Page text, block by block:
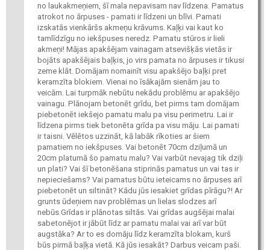
no laukakmeņiem, šī mala nepavisam nav līdzena. Pamatus
atrokot no ārpuses - pamati ir līdzeni un blīvi. Pamati
izskatās vienkāršs akmeņu krāvums. Kaļķi vai kaut ko
tamlīdzīgu no iekšpuses neredz. Pamatu stūros ir lieli
akmeņi! Mājas apakšējam vainagam atsevišķās vietās ir
bojāts apakšējais baļķis, jo virs pamata no ārpuses ir tikusi
zeme klāt. Domājam nomainīt visu apakšējo baļķi pret
keramzīta blokiem. Vienai no īsākajām sienām jau to
veicām. Lai turpmāk nebūtu nekādu problēmu ar apakšējo
vainagu. Plānojam betonēt grīdu, bet pirms tam domājam
piebetonēt iekšejo pamatu malu pa visu perimetru. Lai ir
līdzena pirms tiek betonēta grīda pa visu māju. Lai pamati
ir taisni. Vēlētos uzzināt, kā labāk rīkoties ar šiem
pamatiem no iekšpuses. Vai betonēt 70cm dziļumā un
20cm platumā šo pamatu malu? Vai varbūt nevajag tik dziļi
un plati? Vai šī betonēšana stiprinās pamatus un vai tas ir
nepieciešams? Vai pamatus būtu ieteicams no ārpuses arī
piebetonēt un siltināt? Kādu jūs iesakiet grīdas pīrāgu?! Ar
grunts ūdeņiem nav problēmas un lielas slodzes arī
nebūs.Grīdas ir plānotas siltās. Vai grīdas augšējai malai
sabetonējot ir jābūt līdz ar pamatu malai vai arī var būt
augstāka? Ar to es domāju līdz keramzīta blokam, kurš
būs pirmā baļķa vietā. Kā jūs iesakāt? Darbus veicam paši.